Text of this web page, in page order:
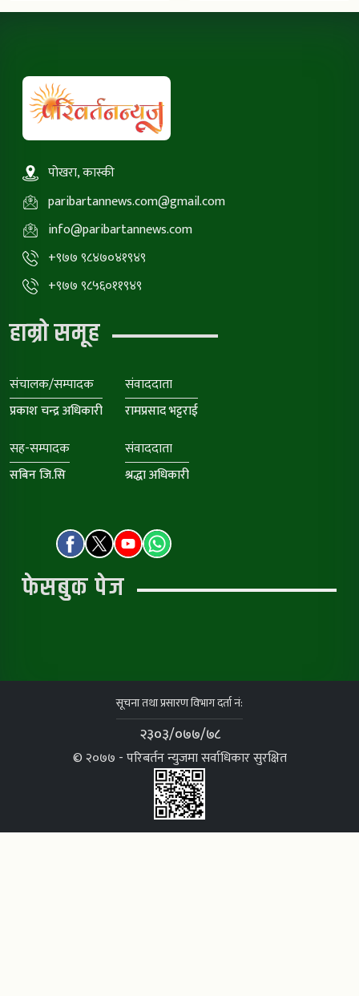
पोखरा, कास्की
paribartannews.com@gmail.com
info@paribartannews.com
+९७७ ९८४७०४१९४९
+९७७ ९८५६०११९४९
हाम्रो समूह
संचालक/सम्पादक
प्रकाश चन्द्र अधिकारी
संवाददाता
रामप्रसाद भट्टराई
सह-सम्पादक
सबिन जि.सि
संवाददाता
श्रद्धा अधिकारी
फेसबुक पेज
सूचना तथा प्रसारण विभाग दर्ता नं:
२३०३/०७७/७८
© २०७७ - परिबर्तन न्युजमा सर्वाधिकार सुरक्षित